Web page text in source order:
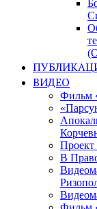
ВИДЕО
Фильм
Проект
В